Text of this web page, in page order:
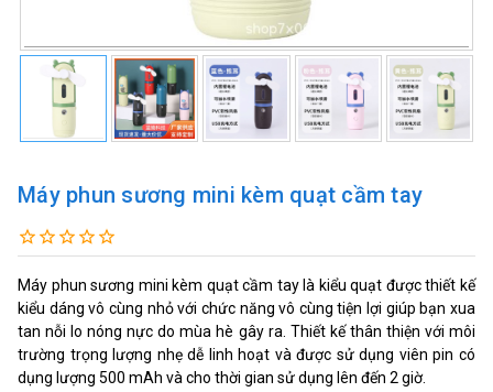
Máy phun sương mini kèm quạt cầm tay
Máy phun sương mini kèm quạt cầm tay là kiểu quạt được thiết kế
kiểu dáng vô cùng nhỏ với chức năng vô cùng tiện lợi giúp bạn xua
tan nỗi lo nóng nực do mùa hè gây ra. Thiết kế thân thiện với môi
trường trọng lượng nhẹ dễ linh hoạt và được sử dụng viên pin có
dụng lượng 500 mAh và cho thời gian sử dụng lên đến 2 giờ.